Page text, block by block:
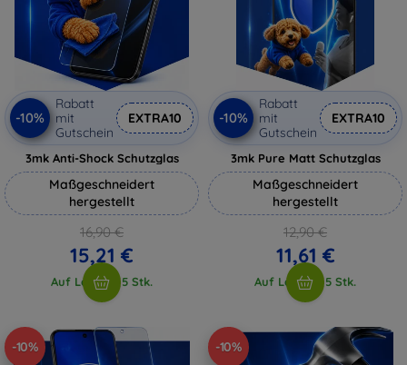
-10%
Rabatt
mit
Gutschein
EXTRA10
3mk Anti-Shock Schutzglas
Maßgeschneidert
hergestellt
16,90 €
15,21 €
Auf Lager > 5 Stk.
-10%
Rabatt
mit
Gutschein
EXTRA10
3mk Pure Matt Schutzglas
Maßgeschneidert
hergestellt
12,90 €
11,61 €
Auf Lager > 5 Stk.
-10% -10%